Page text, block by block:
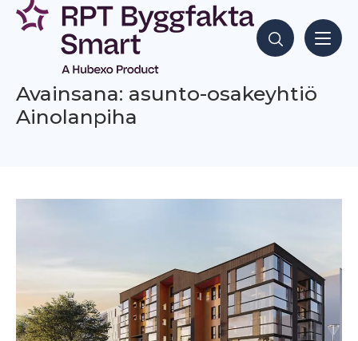
Siirry
sisältöön
Hae sisältöjä
Avainsana: asunto-osakeyhtiö
Ainolanpiha